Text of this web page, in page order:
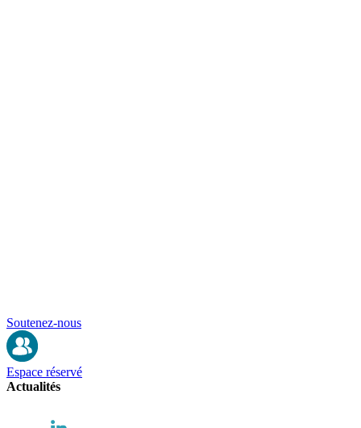
Soutenez-nous
Espace réservé
Actualités